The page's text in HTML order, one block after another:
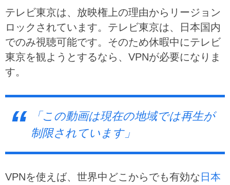
テレビ東京は、放映権上の理由からリージョン
ロックされています。テレビ東京は、日本国内
でのみ視聴可能です。そのため休暇中にテレビ
東京を観ようとするなら、VPNが必要になりま
す。
「この動画は現在の地域では再生が
制限されています」
VPNを使えば、世界中どこからでも有効な 日本